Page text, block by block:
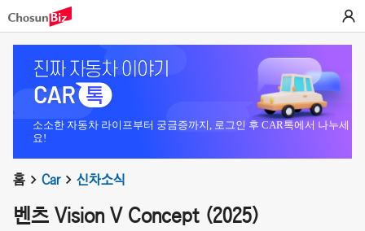
소소한 자동차 라이프부터 궁금증까지, 로그인 후 CAR톡에서 나누세
요!
홈 Car 신차소식
벤츠 Vision V Concept (2025)